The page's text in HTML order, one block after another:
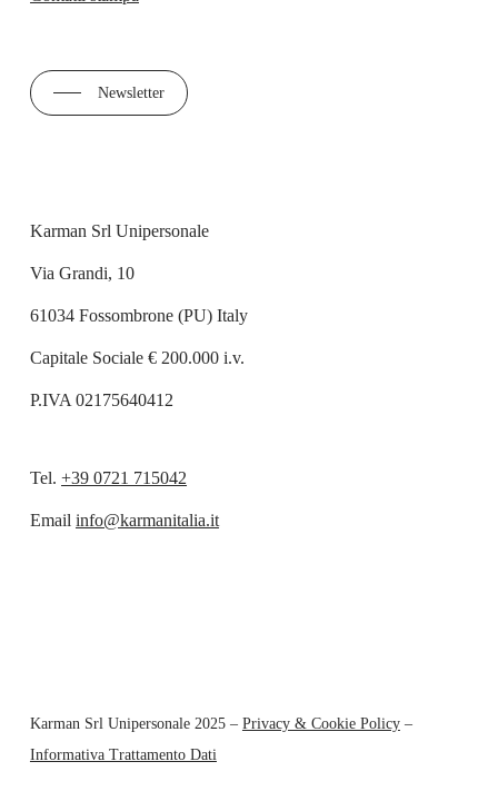
Newsletter
Karman Srl Unipersonale
Via Grandi, 10
61034 Fossombrone (PU) Italy
Capitale Sociale € 200.000 i.v.
P.IVA 02175640412
Tel.+39 0721 715042
Emailinfo@karmanitalia.it
Karman Srl Unipersonale 2025 – Privacy & Cookie Policy–
Informativa Trattamento Dati